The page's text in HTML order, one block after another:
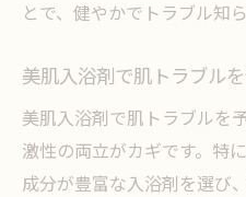
とで、健やかでトラブル知
美肌入浴剤で肌トラブル
美肌入浴剤で肌トラブルを
激性の両立がカギです。特
成分が豊富な入浴剤を選び